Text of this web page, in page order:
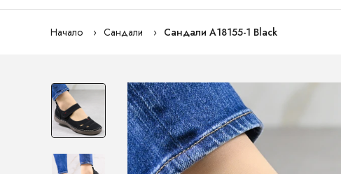
Начало Сандали Сандали A18155-1 Black